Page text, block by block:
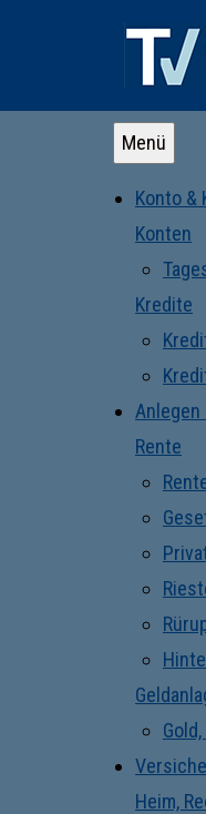
Menü
Konto &
Konten
Kredite
Anlegen
Rente
Heim,